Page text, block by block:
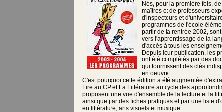
Nés, pour la première fois,
maîtres et de professeurs
d'inspecteurs et
programmes de l'école
partir de la rentrée 2002,
vers l'apprentissage de la
d'accès à tous les
Depuis leur publication, les
ont été complétés par des
qui fournissent des clés
en oeuvre.
C'est pourquoi cette édition a été augmentée
Lire au CP et La Littérature au cycle des
proposent une vue d'ensemble de la lecture et la
ainsi que par des fiches pratiques et par une liste
en littérature, arts visuels et musique.